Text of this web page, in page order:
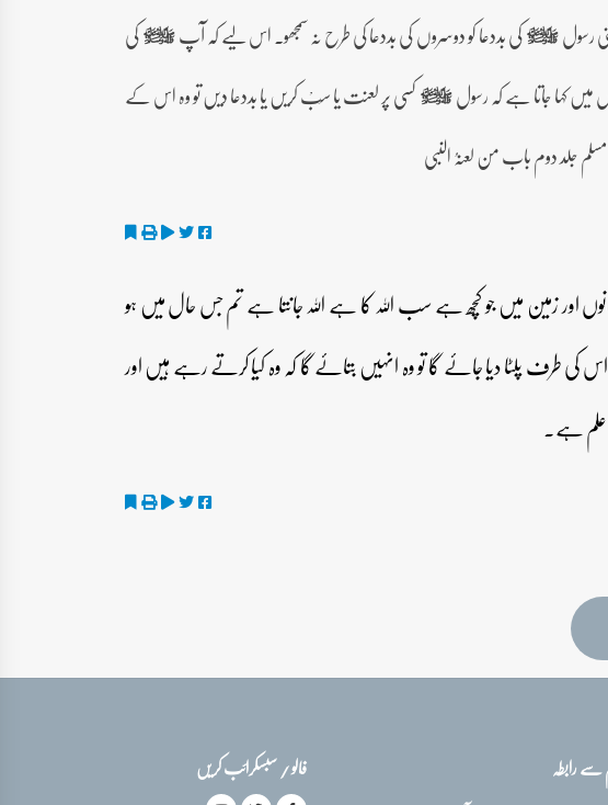
رسولصلى‌الله‌عليه‌وآله‌وسلمکی بددعا کو دوسروں کی بددعا کی طرح نہ سمجھو۔ اس لیے کہ آپصلى‌الله‌عليه‌وآله‌وسلمکی
کہا جاتا ہے کہ رسولصلى‌الله‌عليه‌وآله‌وسلمکسی پر لعنت یا سَبْ کریں یا بددعا دیں تو وہ اس کے
جلد دوم باب من لعنہُ النبی
اور زمین میں جو کچھ ہے سب اللہ کا ہے اللہ جانتا ہے تم جس حال میں ہو
طرف پلٹا دیا جائے گا تو وہ انہیں بتائے گا کہ وہ کیا کرتے رہے ہیں اور
علم ہے۔
رابطہ
فالو / سبسکرائب کریں